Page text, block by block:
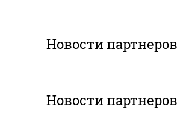
Новости партнеров
Новости партнеров